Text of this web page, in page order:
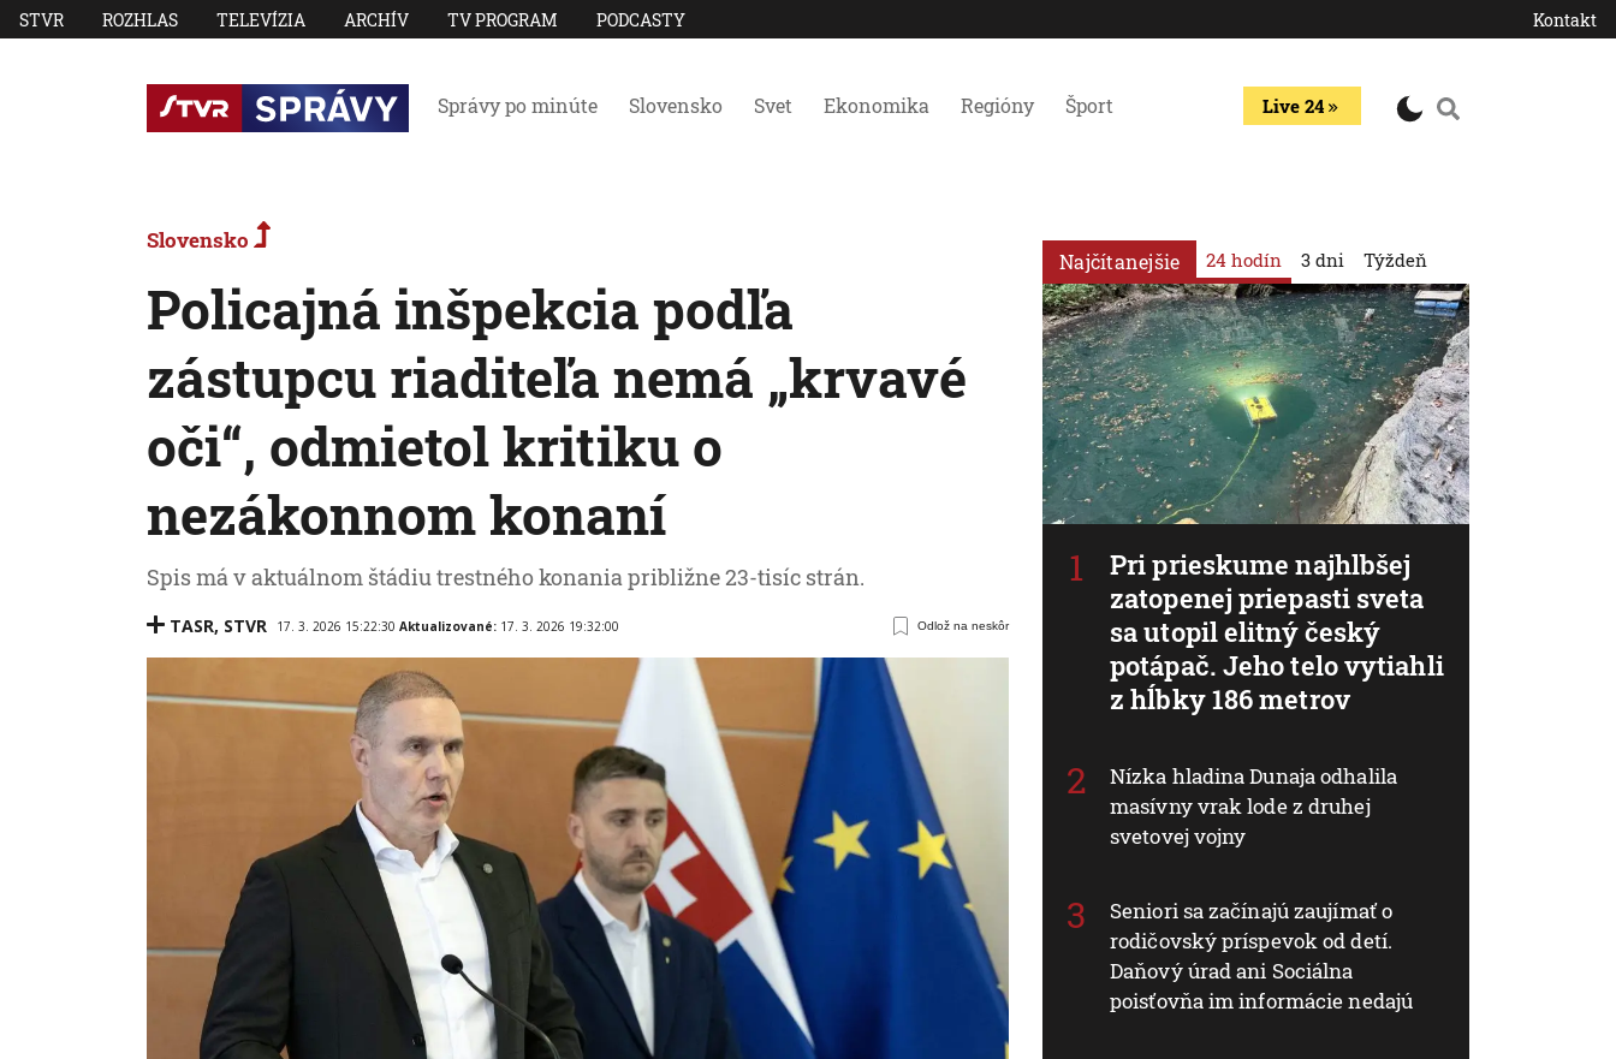
STVR ROZHLAS TELEVÍZIA ARCHÍV TV PROGRAM PODCASTY Kontakt
Správy po minúte Slovensko Svet Ekonomika Regióny Šport Live 24
Slovensko
Policajná inšpekcia podľa
zástupcu riaditeľa nemá „krvavé
oči“, odmietol kritiku o
nezákonnom konaní
Spis má v aktuálnom štádiu trestného konania približne 23-tisíc strán.
TASR, STVR 17. 3. 2026 15:22:30 Aktualizované: 17. 3. 2026 19:32:00 Odlož na neskôr
Najčítanejšie 24 hodín
Pri prieskume najhlbšej
zatopenej priepasti sveta
sa utopil elitný český
potápač. Jeho telo vytiahli
z hĺbky 186 metrov
Nízka hladina Dunaja odhalila
masívny vrak lode z druhej
svetovej vojny
Seniori sa začínajú zaujímať o
rodičovský príspevok od detí.
Daňový úrad ani Sociálna
poisťovňa im informácie nedajú
3 dni Týždeň